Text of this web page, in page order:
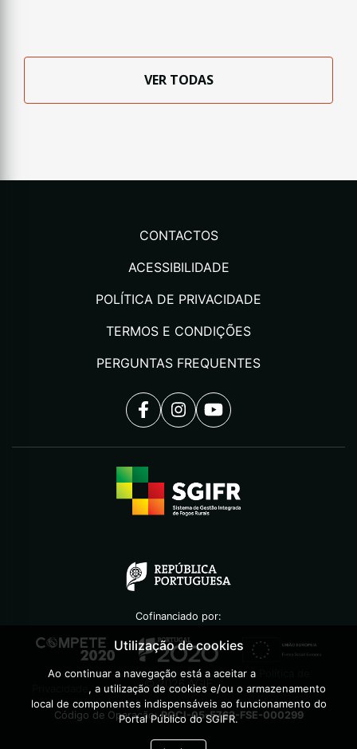
VER TODAS
CONTACTOS
ACESSIBILIDADE
POLÍTICA DE PRIVACIDADE
TERMOS E CONDIÇÕES
PERGUNTAS FREQUENTES
Cofinanciado por:
©2026 AGIF
Código de Operação:POCI-05-5762-FSE-000299
Utilização de cookies
Ao continuar a navegação está a aceitar a
, a utilização de cookies e/ou o armazenamento
local de componentes indispensáveis ao funcionamento do
Portal Público do SGIFR.